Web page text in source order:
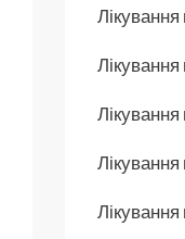
Лікування
Лікування
Лікування